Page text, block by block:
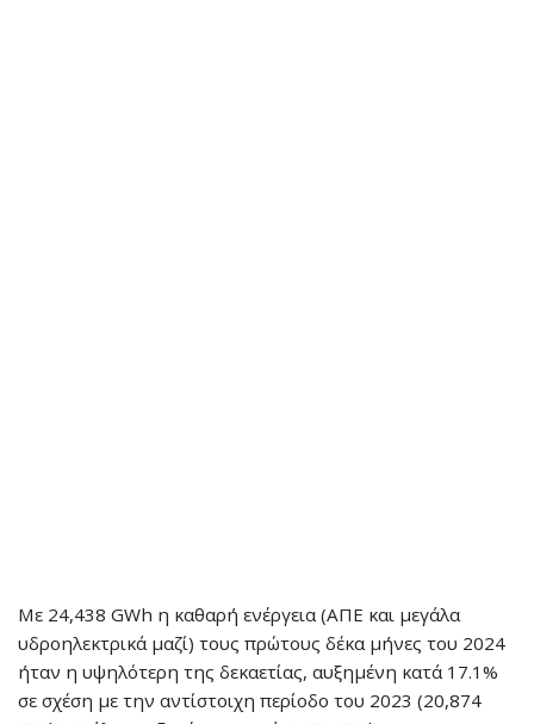
Με 24,438 GWh η καθαρή ενέργεια (ΑΠΕ και μεγάλα
υδροηλεκτρικά μαζί) τους πρώτους δέκα μήνες του 2024
ήταν η υψηλότερη της δεκαετίας, αυξημένη κατά 17.1%
σε σχέση με την αντίστοιχη περίοδο του 2023 (20,874